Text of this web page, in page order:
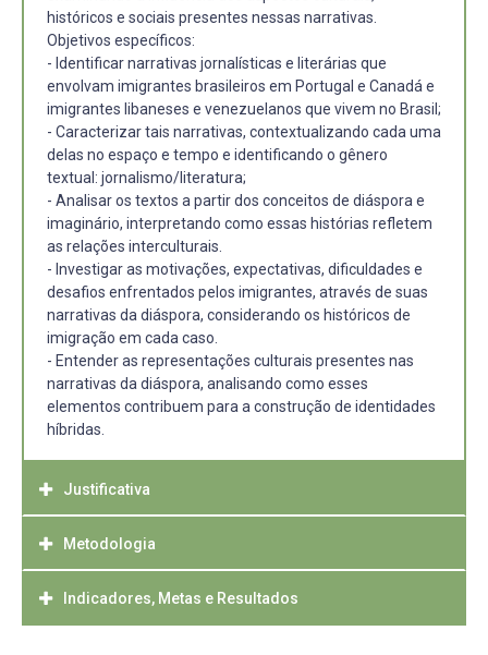
históricos e sociais presentes nessas narrativas.
Objetivos específicos:
- Identificar narrativas jornalísticas e literárias que
envolvam imigrantes brasileiros em Portugal e Canadá e
imigrantes libaneses e venezuelanos que vivem no Brasil;
- Caracterizar tais narrativas, contextualizando cada uma
delas no espaço e tempo e identificando o gênero
textual: jornalismo/literatura;
- Analisar os textos a partir dos conceitos de diáspora e
imaginário, interpretando como essas histórias refletem
as relações interculturais.
- Investigar as motivações, expectativas, dificuldades e
desafios enfrentados pelos imigrantes, através de suas
narrativas da diáspora, considerando os históricos de
imigração em cada caso.
- Entender as representações culturais presentes nas
narrativas da diáspora, analisando como esses
elementos contribuem para a construção de identidades
híbridas.
Justificativa
Nova Iorque é reconhecida por muitos como a cidade
mais cosmopolita do mundo. Na sua formação
geográfica, os imigrantes sempre deixaram sua marca.
Metodologia
Inicialmente, destaca-se que o estudo proposto pode ser
caracterizado como uma pesquisa do tipo exploratória,
Indicadores, Metas e Resultados